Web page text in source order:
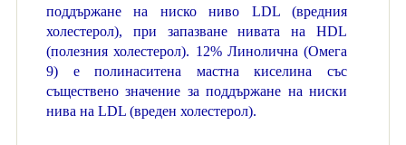
поддържане на ниско ниво LDL (вредния
холестерол), при запазване нивата на HDL
(полезния холестерол). 12% Линолична (Омега
9) е полинаситена мастна киселина със
съществено значение за поддържане на ниски
нива на LDL (вреден холестерол).